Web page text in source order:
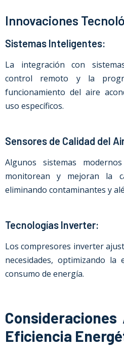
Innovaciones
Sistemas Inteligentes:
La integración con
control remoto y la
funcionamiento del aire
uso específicos.
Sensores de Calidad del
Algunos sistemas
monitorean y mejoran la
eliminando contaminantes y
Tecnologías Inverter:
Los compresores inverter
necesidades, optimizando la
consumo de energía.
Eficiencia